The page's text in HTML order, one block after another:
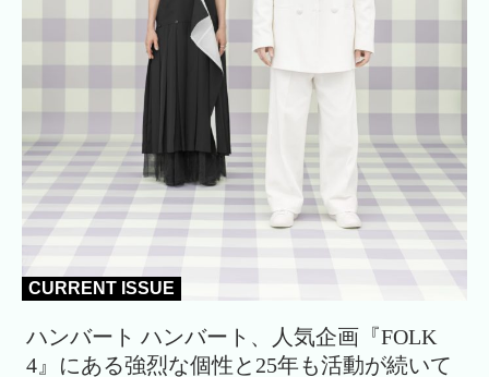
CURRENT ISSUE
ハンバート ハンバート、人気企画『FOLK
4』にある強烈な個性と25年も活動が続いて